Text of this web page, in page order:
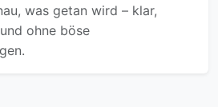
was getan wird – klar,
ohne böse